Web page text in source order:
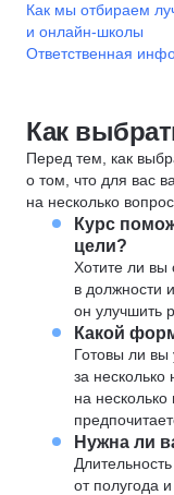
Как мы отбираем
и онлайн-школы
Ответственная
Как
Перед тем, как
о том, что для вас
на несколько
Курс
цели?
Хотите ли вы
в должности
он улучшить
Какой
Готовы ли вы
за
на
Нужна ли
от полугода